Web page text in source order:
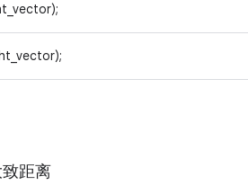
致距离